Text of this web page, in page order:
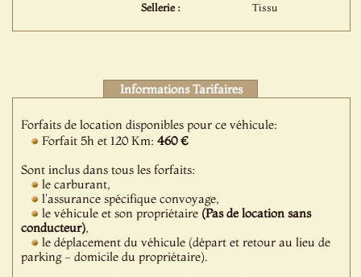
Sellerie :
Tissu
Informations Tarifaires
Forfaits de location disponibles pour ce véhicule:
Forfait 5h et 120 Km:460 €
Sont inclus dans tous les forfaits:
le carburant,
l'assurance spécifique convoyage,
le véhicule et son propriétaire (Pas de location sans
conducteur),
le déplacement du véhicule (départ et retour au lieu de
parking - domicile du propriétaire).